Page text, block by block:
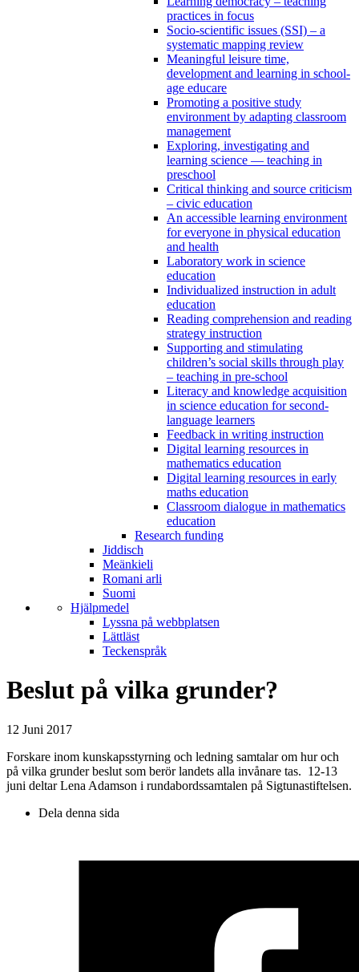
practices in focus
Socio-scientific issues (SSI) – a
systematic mapping review
Meaningful leisure time,
development and learning in school-
age educare
Promoting a positive study
environment by adapting classroom
management
Exploring, investigating and
learning science — teaching in
preschool
Critical thinking and source criticism
– civic education
An accessible learning environment
for everyone in physical education
and health
Laboratory work in science
education
Individualized instruction in adult
education
Reading comprehension and reading
strategy instruction
Supporting and stimulating
children’s social skills through play
– teaching in pre-school
Literacy and knowledge acquisition
in science education for second-
language learners
Feedback in writing instruction
Digital learning resources in
mathematics education
Digital learning resources in early
maths education
Classroom dialogue in mathematics
education
Research funding
Jiddisch
Meänkieli
Romani arli
Suomi
Hjälpmedel
Lyssna på webbplatsen
Lättläst
Teckenspråk
Beslut på vilka grunder?
12 Juni 2017
Forskare inom kunskapsstyrning och ledning samtalar om hur och
på vilka grunder beslut som berör landets alla invånare tas. 12-13
juni deltar Lena Adamson i rundabordssamtalen på Sigtunastiftelsen.
Dela denna sida